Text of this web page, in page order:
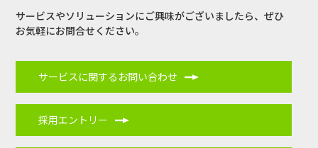
サービスやソリューションにご興味がございましたら、ぜひ
お気軽にお問合せください。
サービスに関するお問い合わせ
採用エントリー